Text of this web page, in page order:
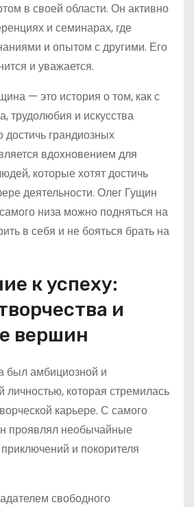
в своей области. Он активно
и семинарах, где
и опытом с другими. Его
и уважается.
— это история о том, как с
трудолюбия и искусства
грандиозных
вдохновением для
которые хотят достичь
деятельности. Олег Гущин
низа можно подняться на
в себя и не бояться брать на
к успеху:
и
вершин
был амбициозной и
личностью, которая стремилась
карьере. С самого
проявлял необычайные
и покорителя
свободного